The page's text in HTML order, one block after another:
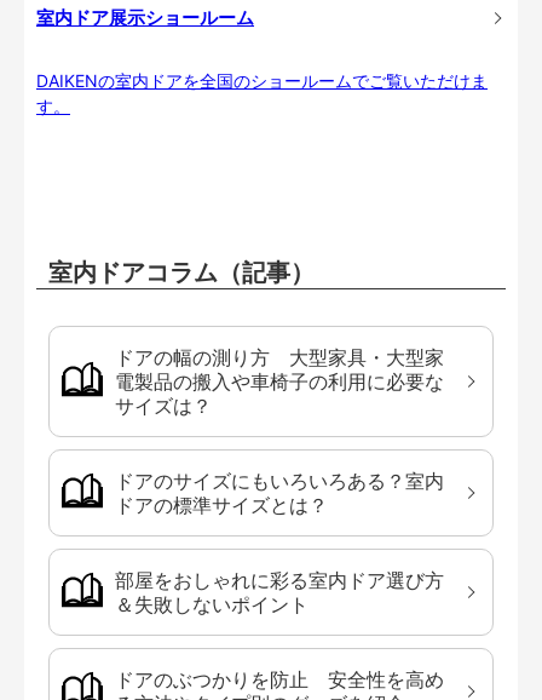
室内ドア展示ショールーム
DAIKENの室内ドアを全国のショールームでご覧いただけま
す。
室内ドアコラム（記事）
ドアの幅の測り方 大型家具・大型家
電製品の搬入や車椅子の利用に必要な
サイズは？
ドアのサイズにもいろいろある？室内
ドアの標準サイズとは？
部屋をおしゃれに彩る室内ドア選び方
＆失敗しないポイント
ドアのぶつかりを防止 安全性を高め